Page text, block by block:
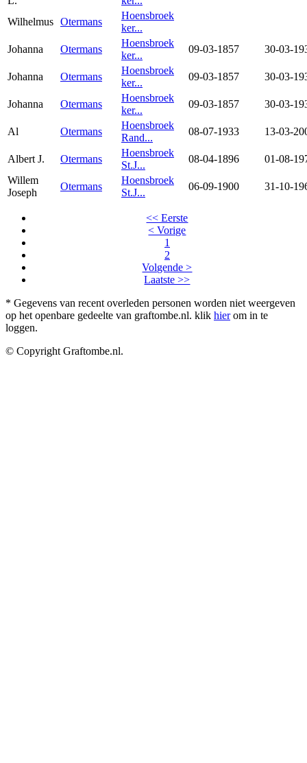
Wilhelmus Otermans
Hoensbroek
ker...
Johanna
Otermans
Hoensbroek
ker...
09-03-1857 30-03-
Johanna Otermans
Hoensbroek
ker...
09-03-1857 30-03-
Johanna Otermans
Hoensbroek
ker...
09-03-1857 30-03-
Al Otermans
Hoensbroek
Rand...
08-07-1933 13-03-
Albert J. Otermans
Hoensbroek
St.J...
08-04-1896
01-08-
Willem
Joseph
Otermans
Hoensbroek
St.J...
06-09-1900 31-10-
<< Eerste
< Vorige
1
2
Volgende >
Laatste >>
* Gegevens van recent overleden personen worden niet weergeven
op het openbare gedeelte van graftombe.nl. klik hierom in te
loggen.
© Copyright Graftombe.nl.